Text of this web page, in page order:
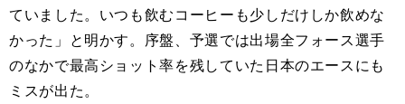
ていました。いつも飲むコーヒーも少しだけしか飲めな
かった」と明かす。序盤、予選では出場全フォース選手
のなかで最高ショット率を残していた日本のエースにも
ミスが出た。